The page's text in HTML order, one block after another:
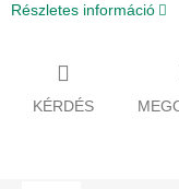
Részletes információ
KÉRDÉS